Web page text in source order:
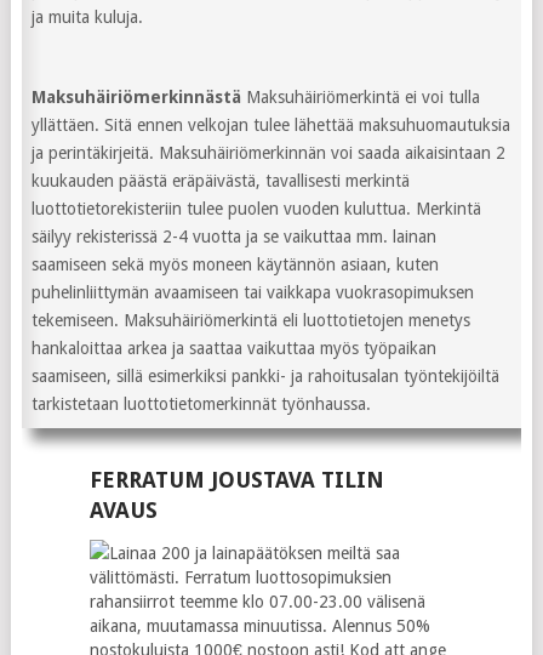
ja muita kuluja.
Maksuhäiriömerkinnästä Maksuhäiriömerkintä ei voi tulla
yllättäen. Sitä ennen velkojan tulee lähettää maksuhuomautuksia
ja perintäkirjeitä. Maksuhäiriömerkinnän voi saada aikaisintaan 2
kuukauden päästä eräpäivästä, tavallisesti merkintä
luottotietorekisteriin tulee puolen vuoden kuluttua. Merkintä
säilyy rekisterissä 2-4 vuotta ja se vaikuttaa mm. lainan
saamiseen sekä myös moneen käytännön asiaan, kuten
puhelinliittymän avaamiseen tai vaikkapa vuokrasopimuksen
tekemiseen. Maksuhäiriömerkintä eli luottotietojen menetys
hankaloittaa arkea ja saattaa vaikuttaa myös työpaikan
saamiseen, sillä esimerkiksi pankki- ja rahoitusalan työntekijöiltä
tarkistetaan luottotietomerkinnät työnhaussa.
FERRATUM JOUSTAVA TILIN
AVAUS
Lainaa 200 ja lainapäätöksen meiltä saa
välittömästi. Ferratum luottosopimuksien
rahansiirrot teemme klo 07.00-23.00 välisenä
aikana, muutamassa minuutissa. Alennus 50%
nostokuluista 1000€ nostoon asti! Kod att ange